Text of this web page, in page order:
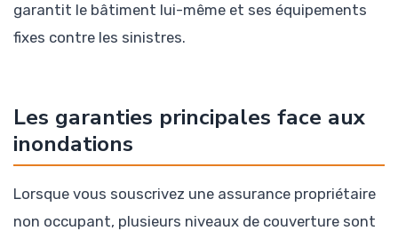
garantit le bâtiment lui-même et ses équipements
fixes contre les sinistres.
Les garanties principales face aux
inondations
Lorsque vous souscrivez une assurance propriétaire
non occupant, plusieurs niveaux de couverture sont